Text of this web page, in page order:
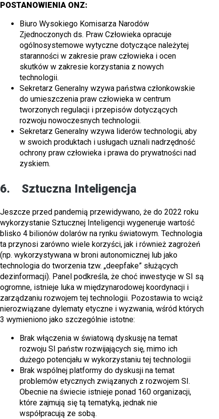
POSTANOWIENIA ONZ:
Biuro Wysokiego Komisarza Narodów
Zjednoczonych ds. Praw Człowieka opracuje
ogólnosystemowe wytyczne dotyczące należytej
staranności w zakresie praw człowieka i ocen
skutków w zakresie korzystania z nowych
technologii.
Sekretarz Generalny wzywa państwa członkowskie
do umieszczenia praw człowieka w centrum
tworzonych regulacji i przepisów dotyczących
rozwoju nowoczesnych technologii.
Sekretarz Generalny wzywa liderów technologii, aby
w swoich produktach i usługach uznali nadrzędność
ochrony praw człowieka i prawa do prywatności nad
zyskiem.
6. Sztuczna Inteligencja
Jeszcze przed pandemią przewidywano, że do 2022 roku
wykorzystanie Sztucznej Inteligencji wygeneruje wartość
blisko 4 bilionów dolarów na rynku światowym. Technologia
ta przynosi zarówno wiele korzyści, jak i również zagrożeń
(np. wykorzystywana w broni autonomicznej lub jako
technologia do tworzenia tzw. „deepfake” służących
dezinformacji). Panel podkreśla, że choć inwestycje w SI są
ogromne, istnieje luka w międzynarodowej koordynacji i
zarządzaniu rozwojem tej technologii. Pozostawia to wciąż
nierozwiązane dylematy etyczne i wyzwania, wśród których
3 wymieniono jako szczególnie istotne:
Brak włączenia w światową dyskusję na temat
rozwoju SI państw rozwijających się, mimo ich
dużego potencjału w wykorzystaniu tej technologii
Brak wspólnej platformy do dyskusji na temat
problemów etycznych związanych z rozwojem SI.
Obecnie na świecie istnieje ponad 160 organizacji,
które zajmują się tą tematyką, jednak nie
współpracują ze sobą.